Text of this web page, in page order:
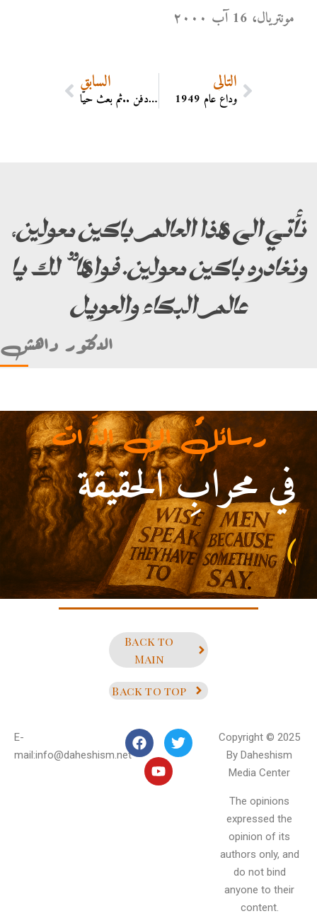
مونتریال، 16 آب ۲۰۰۰
السابق
مات الدكتور داهش ودفن ..ثم بعث حيّا
التالي
وداع عام 1949
نأتي الى هذا العالم باكين معولين،
ونغادره باكين معولين. فواها” لك يا
عالم البكاء والعويل
الدكتور داهش
في محرابِ الحقيقة
علي بن أبي طالب)
رسائلٌ الى الذَّ ات
Back to
Main
Back to top
E-
mail:info@daheshism.net
Copyright © 2025
By Daheshism
Media Center
The opinions
expressed the
opinion of its
authors only, and
do not bind
anyone to their
content.